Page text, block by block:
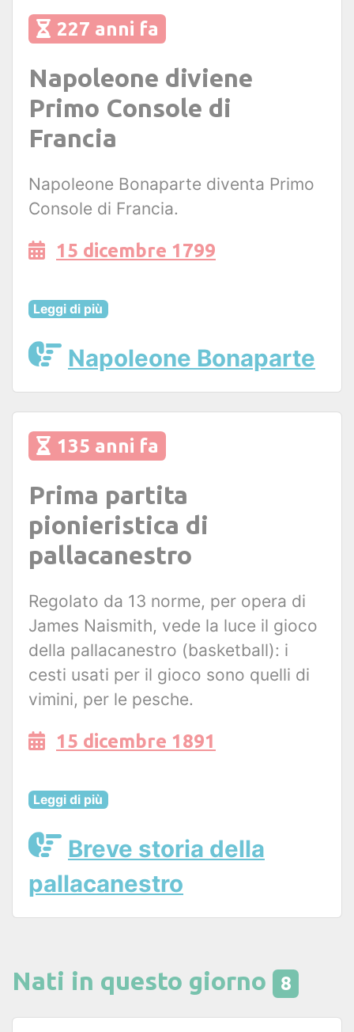
227 anni fa
Napoleone diviene
Primo Console di
Francia
Napoleone Bonaparte diventa Primo
Console di Francia.
15 dicembre 1799
Leggi di più
Napoleone Bonaparte
135 anni fa
Prima partita
pionieristica di
pallacanestro
Regolato da 13 norme, per opera di
James Naismith, vede la luce il gioco
della pallacanestro (basketball): i
cesti usati per il gioco sono quelli di
vimini, per le pesche.
15 dicembre 1891
Leggi di più
Breve storia della
pallacanestro
Nati in questo giorno 8